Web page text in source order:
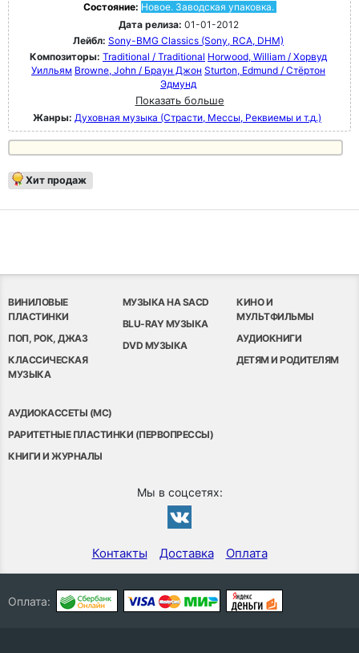
Состояние: Новое. Заводская упаковка.
Дата релиза: 01-01-2012
Лейбл: Sony-BMG Classics (Sony, RCA, DHM)
Композиторы: Traditional / Traditional Horwood, William / Хорвуд
Уилльям Browne, John / Браун Джон Sturton, Edmund / Стёртон
Эдмунд
Показать больше
Жанры: Духовная музыка (Страсти, Мессы, Реквиемы и т.д.)
Хит продаж
ВИНИЛОВЫЕ
ПЛАСТИНКИ
ПОП, РОК, ДЖАЗ
КЛАССИЧЕСКАЯ
МУЗЫКА
МУЗЫКА НА SACD
BLU-RAY МУЗЫКА
DVD МУЗЫКА
КИНО И
МУЛЬТФИЛЬМЫ
АУДИОКНИГИ
ДЕТЯМ И РОДИТЕЛЯМ
АУДИОКАССЕТЫ (MC)
РАРИТЕТНЫЕ ПЛАСТИНКИ (ПЕРВОПРЕССЫ)
КНИГИ И ЖУРНАЛЫ
Мы в соцсетях:
Контакты Доставка Оплата
Оплата: